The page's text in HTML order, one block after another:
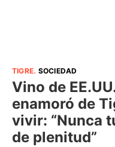
TIGRE. SOCIEDAD
Vino de
enamoró de
vivir: “Nunca
de plenitud”